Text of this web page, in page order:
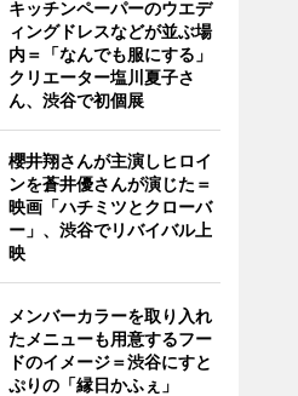
キッチンペーパーのウエデ
ィングドレスなどが並ぶ場
内＝「なんでも服にする」
クリエーター塩川夏子さ
ん、渋谷で初個展
櫻井翔さんが主演しヒロイ
ンを蒼井優さんが演じた＝
映画「ハチミツとクローバ
ー」、渋谷でリバイバル上
映
メンバーカラーを取り入れ
たメニューも用意するフー
ドのイメージ＝渋谷にすと
ぷりの「縁日かふぇ」